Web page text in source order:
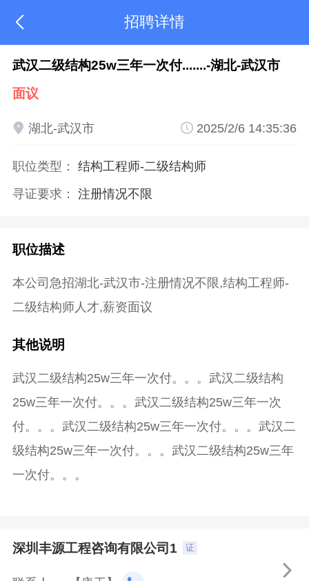
 招聘详情
武汉二级结构25w三年一次付.......-湖北-武汉市
面议
 湖北-武汉市  2025/2/6 14:35:36
职位类型： 结构工程师-二级结构师
寻证要求： 注册情况不限
职位描述
本公司急招湖北-武汉市-注册情况不限,结构工程师-
二级结构师人才,薪资面议
其他说明
武汉二级结构25w三年一次付。。。武汉二级结构
25w三年一次付。。。武汉二级结构25w三年一次
付。。。武汉二级结构25w三年一次付。。。武汉二
级结构25w三年一次付。。。武汉二级结构25w三年
一次付。。。
深圳丰源工程咨询有限公司1 证
